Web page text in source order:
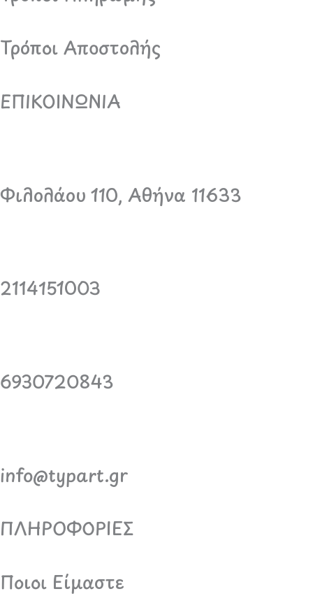
Τρόποι Αποστολής
ΕΠΙΚΟΙΝΩΝΙΑ
Φιλολάου 110, Αθήνα 11633
2114151003
6930720843
info@typart.gr
ΠΛΗΡΟΦΟΡΙΕΣ
Ποιοι Είμαστε